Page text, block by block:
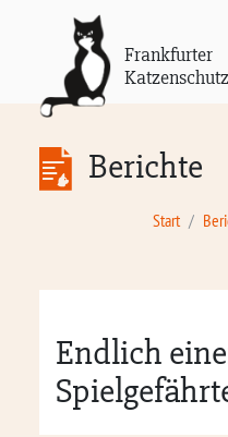
Frankfurter
Berichte
Start
Endlich